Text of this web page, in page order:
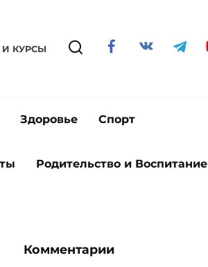
КУРСЫ
Здоровье Спорт
Родительство и Воспитание
Комментарии